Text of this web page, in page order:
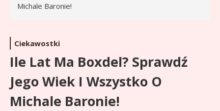
Michale Baronie!
Ciekawostki
Ile Lat Ma Boxdel? Sprawdź
Jego Wiek I Wszystko O
Michale Baronie!